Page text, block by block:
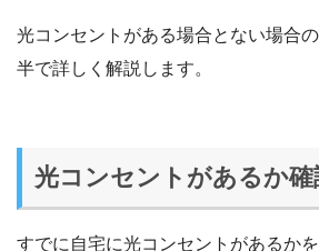
光コンセントがある場合とない場合
半で詳しく解説します。
光コンセントがあるか
すでに自宅に光コンセントがあるか